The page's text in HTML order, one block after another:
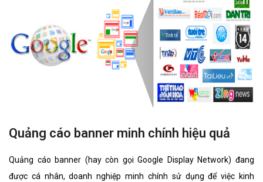
Quảng cáo banner minh chính hiệu quả
Quảng cáo banner (hay còn gọi Google Display Network) đang
được cá nhân, doanh nghiệp minh chính sử dụng để việc kinh